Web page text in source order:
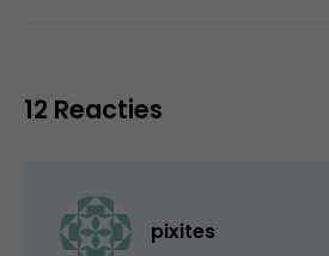
12 Reacties
pixites